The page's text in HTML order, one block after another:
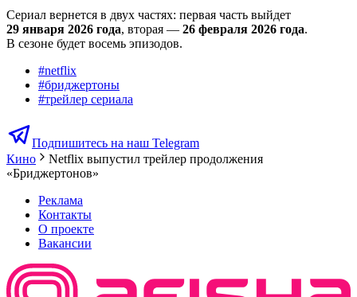
Сериал вернется в двух частях: первая часть выйдет
29 января 2026 года, вторая — 26 февраля 2026 года.
В сезоне будет восемь эпизодов.
#netflix
#бриджертоны
#трейлер сериала
Подпишитесь на наш Telegram
Кино
Netflix выпустил трейлер продолжения
«Бриджертонов»
Реклама
Контакты
О проекте
Вакансии